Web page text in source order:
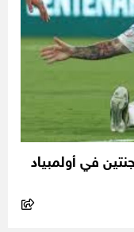
في أولمبياد